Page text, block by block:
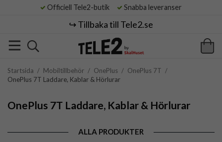
Officiell Tele2-butik Snabba leveranser
↪️ Tillbaka till Tele2.se
Startsida / Mobiltillbehör / OnePlus / OnePlus 7T /
OnePlus 7T Laddare, Kablar & Hörlurar
OnePlus 7T Laddare, Kablar & Hörlurar
ALLA PRODUKTER